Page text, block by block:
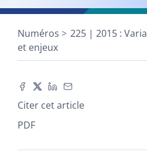
Numéros 225 | 2015 : Varia
et enjeux
Citer cet article
PDF